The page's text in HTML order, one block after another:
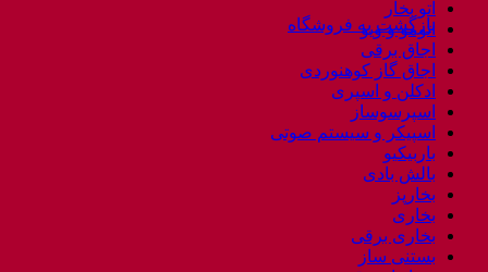
بازگشت به فروشگاه
اتو بخار
اتومو و ویو
اجاق برقی
اجاق گاز کوهنوردی
ادکلن و اسپری
اسپرسوساز
اسپیکر و سیستم صوتی
باربیکیو
بالش بادی
بخارپز
بخاری
بخاری برقی
بستنی ساز